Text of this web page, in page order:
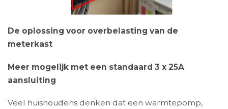
De oplossing voor overbelasting van de
meterkast
Meer mogelijk met een standaard 3 x 25A
aansluiting
Veel huishoudens denken dat een warmtepomp,